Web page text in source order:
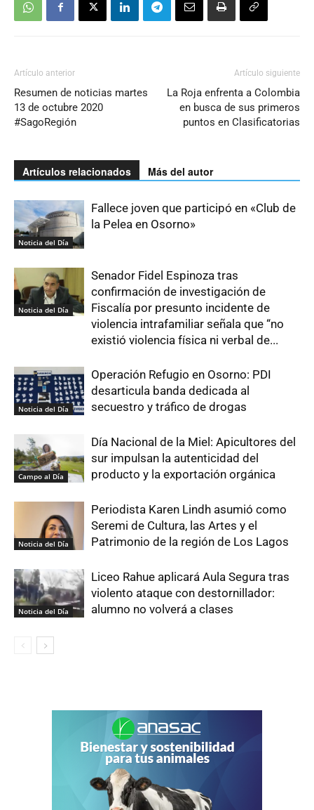
Artículo anterior
Resumen de noticias martes
13 de octubre 2020
#SagoRegión
Artículo siguiente
La Roja enfrenta a Colombia
en busca de sus primeros
puntos en Clasificatorias
Artículos relacionados Más del autor
Noticia del Día
Fallece joven que participó en «Club de
la Pelea en Osorno»
Noticia del Día
Senador Fidel Espinoza tras
confirmación de investigación de
Fiscalía por presunto incidente de
violencia intrafamiliar señala que “no
existió violencia física ni verbal de...
Noticia del Día
Operación Refugio en Osorno: PDI
desarticula banda dedicada al
secuestro y tráfico de drogas
Campo al Día
Día Nacional de la Miel: Apicultores del
sur impulsan la autenticidad del
producto y la exportación orgánica
Noticia del Día
Periodista Karen Lindh asumió como
Seremi de Cultura, las Artes y el
Patrimonio de la región de Los Lagos
Noticia del Día
Liceo Rahue aplicará Aula Segura tras
violento ataque con destornillador:
alumno no volverá a clases